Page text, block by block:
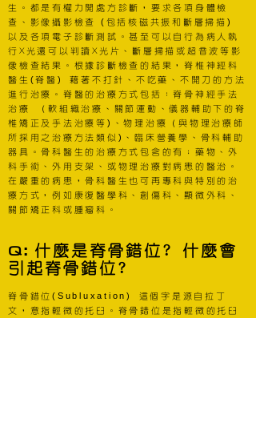
生。都是有權力開處方診斷，要求各項身體檢
查、影像攝影檢查
( 包括核磁共振和斷層掃描 )
以及各項電子診斷測試。甚至可以自行為病人執
行X光還可以判讀X光片、斷層掃描或超音波等影
像檢查結果。根據診斷檢查的結果，脊椎神經科
醫生 (脊醫 )
藉著不打針、不吃藥、不開刀的方法
進行治療。脊醫的治療方式包括：脊骨神經手法
治療
（ 軟組織治療、關節運動、儀器輔助下的脊
椎矯正及手法治療等 ) 、物理治療 （ 與物理治療師
所採用之治療方法類似 )
、臨床營養學、骨科輔助
器具。骨科醫生的治療方式包含的有；藥物、外
科手術、外用支架、或物理治療對病患的醫治。
在嚴重的病患，骨科醫生也可再專科與特別的治
療方式，例如康復醫學科、創傷科、顯微外科、
關節矯正科或腫瘤科。
Q: 什麼是脊骨錯位? 什麼會
引起脊骨錯位?
脊骨錯位 (Subluxation)
這個字是源自拉丁
文，意指輕微的托臼。脊骨錯位是指輕微的托臼